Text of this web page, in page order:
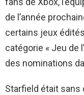
de l’année
certains jeux
catégorie « Jeu de
des nominations
Starfield était sans